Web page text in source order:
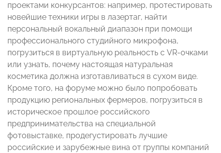
проектами конкурсантов: например, протестировать
новейшие техники игры в лазертаг, найти
персональный вокальный диапазон при помощи
профессионального студийного микрофона,
погрузиться в виртуальную реальность с VR-очками
или узнать, почему настоящая натуральная
косметика должна изготавливаться в сухом виде.
Кроме того, на форуме можно было попробовать
продукцию региональных фермеров, погрузиться в
историческое прошлое российского
предпринимательства на специальной
фотовыставке, продегустировать лучшие
российские и зарубежные вина от группы компаний